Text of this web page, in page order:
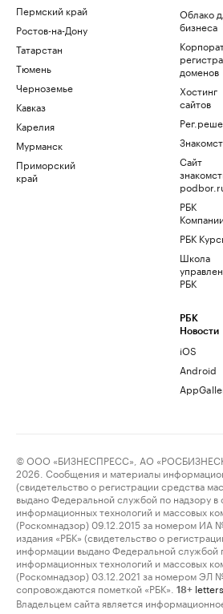
Пермский край
Ростов-на-Дону
Татарстан
Тюмень
Черноземье
Кавказ
Карелия
Мурманск
Приморский
край
Облако
бизнеса
доменов
Хостинг
сайтов
Сайт
РБК
РБК
Школа
РБК
РБК
Новости
iOS
Android
© ООО «БИЗНЕСПРЕСС», АО
2026. Сообщения и материалы
(свидетельство о регистрации средства
выдано Федеральной службой по надзору в
информационных технологий и массовых
(Роскомнадзор) 09.12.2015 за номером ИА
издания «РБК» (свидетельство о
информации выдано Федеральной службой
информационных технологий и массовых
(Роскомнадзор) 03.12.2021 за номером ЭЛ
сопровождаются пометкой «РБК».
18+
Владельцем сайта является